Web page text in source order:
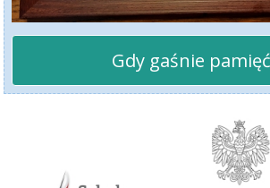
Gdy gaśnie